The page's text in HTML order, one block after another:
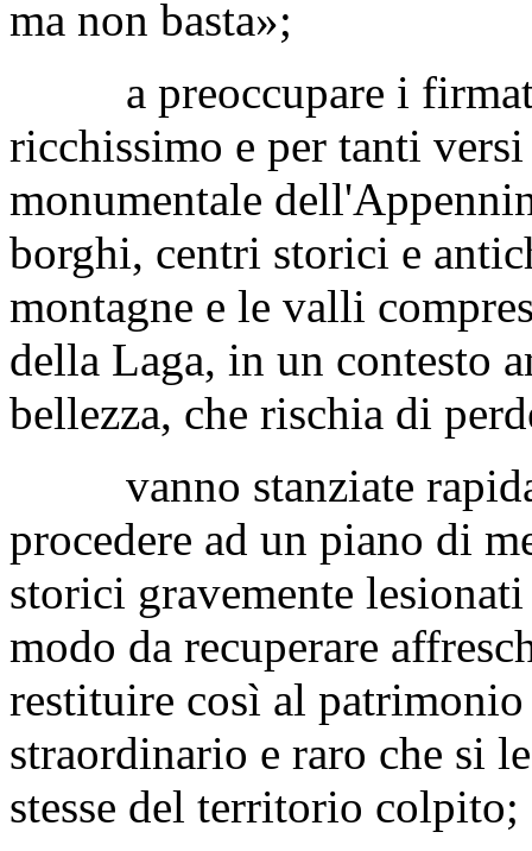
ma non basta»;
a preoccupare i
ricchissimo e per tanti
monumentale
borghi, centri storici e
montagne e le valli
della Laga, in un contesto
bellezza, che rischia di
vanno stanziate
procedere ad un piano di
storici gravemente
modo da recuperare
restituire così al
straordinario e raro che si
stesse del territorio colpito;